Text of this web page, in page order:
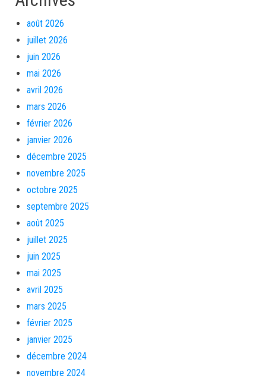
août 2026
juillet 2026
juin 2026
mai 2026
avril 2026
mars 2026
février 2026
janvier 2026
décembre 2025
novembre 2025
octobre 2025
septembre 2025
août 2025
juillet 2025
juin 2025
mai 2025
avril 2025
mars 2025
février 2025
janvier 2025
décembre 2024
novembre 2024